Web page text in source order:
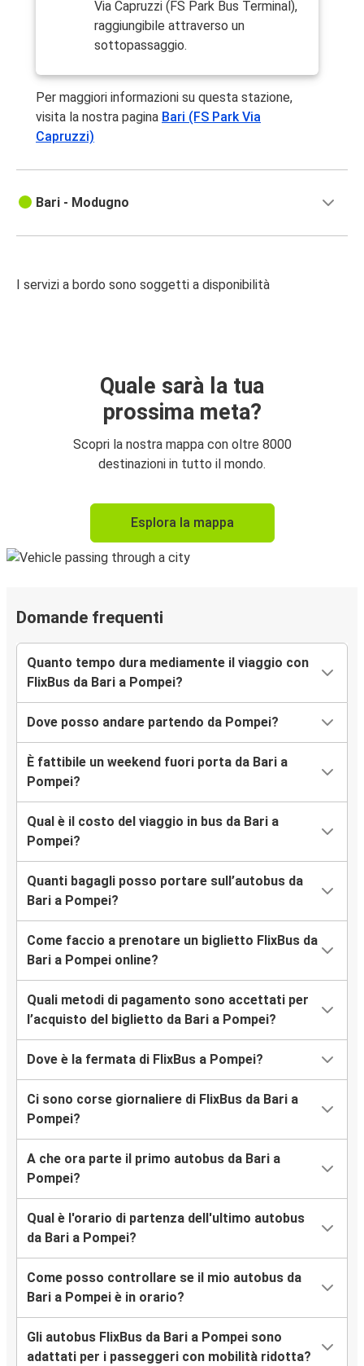
Via Capruzzi (FS Park Bus Terminal),
raggiungibile attraverso un
sottopassaggio.
Per maggiori informazioni su questa stazione,
visita la nostra pagina Bari (FS Park Via
Capruzzi)
Bari - Modugno
I servizi a bordo sono soggetti a disponibilità
Quale sarà la tua
prossima meta?
Scopri la nostra mappa con oltre 8000
destinazioni in tutto il mondo.
Esplora la mappa
Domande frequenti
Quanto tempo dura mediamente il viaggio con
FlixBus da Bari a Pompei?
Dove posso andare partendo da Pompei?
È fattibile un weekend fuori porta da Bari a
Pompei?
Qual è il costo del viaggio in bus da Bari a
Pompei?
Quanti bagagli posso portare sull’autobus da
Bari a Pompei?
Come faccio a prenotare un biglietto FlixBus da
Bari a Pompei online?
Quali metodi di pagamento sono accettati per
l’acquisto del biglietto da Bari a Pompei?
Dove è la fermata di FlixBus a Pompei?
Ci sono corse giornaliere di FlixBus da Bari a
Pompei?
A che ora parte il primo autobus da Bari a
Pompei?
Qual è l'orario di partenza dell'ultimo autobus
da Bari a Pompei?
Come posso controllare se il mio autobus da
Bari a Pompei è in orario?
Gli autobus FlixBus da Bari a Pompei sono
adattati per i passeggeri con mobilità ridotta?